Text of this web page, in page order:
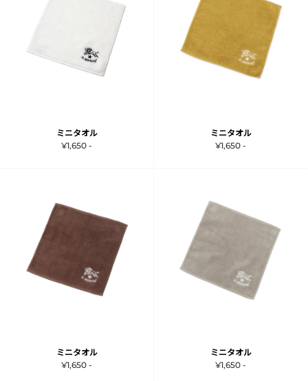
ミニタオル
¥1,650 -
ミニタオル
¥1,650 -
ミニタオル
¥1,650 -
ミニタオル
¥1,650 -